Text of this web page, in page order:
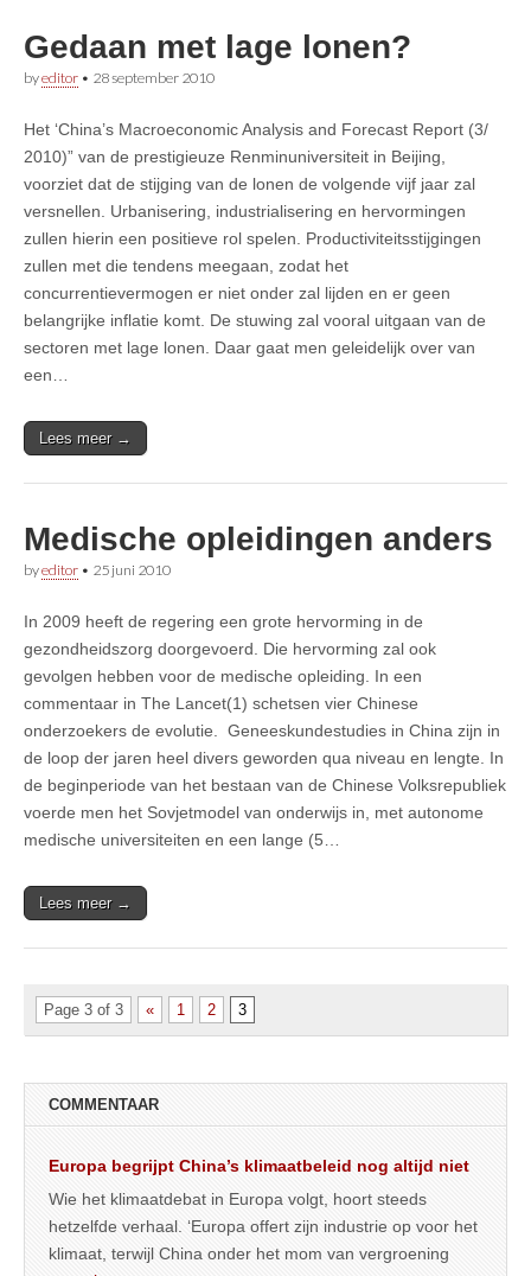
Gedaan met lage lonen?
byeditor • 28 september 2010
Het ‘China’s Macroeconomic Analysis and Forecast Report (3/
2010)” van de prestigieuze Renminuniversiteit in Beijing,
voorziet dat de stijging van de lonen de volgende vijf jaar zal
versnellen. Urbanisering, industrialisering en hervormingen
zullen hierin een positieve rol spelen. Productiviteitsstijgingen
zullen met die tendens meegaan, zodat het
concurrentievermogen er niet onder zal lijden en er geen
belangrijke inflatie komt. De stuwing zal vooral uitgaan van de
sectoren met lage lonen. Daar gaat men geleidelijk over van
een…
Lees meer →
Medische opleidingen anders
byeditor • 25 juni 2010
In 2009 heeft de regering een grote hervorming in de
gezondheidszorg doorgevoerd. Die hervorming zal ook
gevolgen hebben voor de medische opleiding. In een
commentaar in The Lancet(1) schetsen vier Chinese
onderzoekers de evolutie. Geneeskundestudies in China zijn in
de loop der jaren heel divers geworden qua niveau en lengte. In
de beginperiode van het bestaan van de Chinese Volksrepubliek
voerde men het Sovjetmodel van onderwijs in, met autonome
medische universiteiten en een lange (5…
Lees meer →
Page 3 of 3 « 1 2 3
COMMENTAAR
Europa begrijpt China’s klimaatbeleid nog altijd niet
Wie het klimaatdebat in Europa volgt, hoort steeds
hetzelfde verhaal. ‘Europa offert zijn industrie op voor het
klimaat, terwijl China onder het mom van vergroening